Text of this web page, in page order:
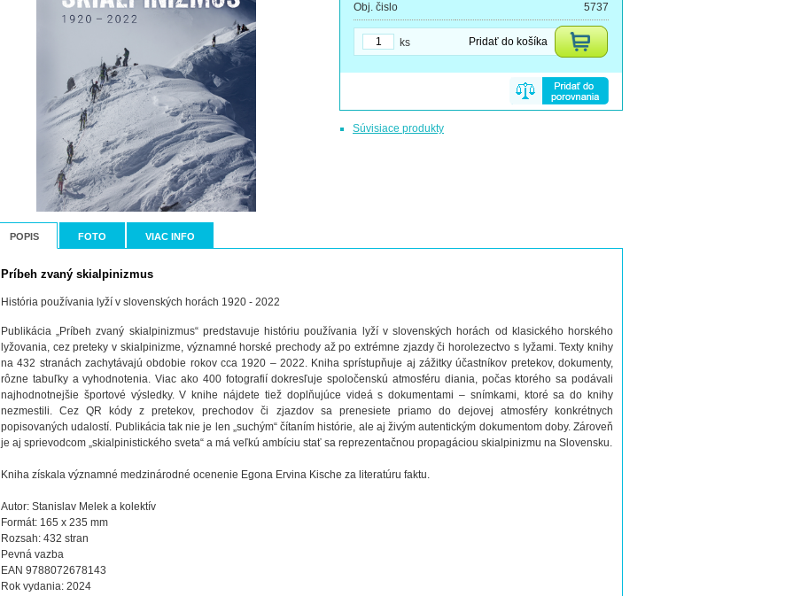
Obj. čislo 5737
Pridať do košíka
ks
Súvisiace produkty
POPIS FOTO VIAC INFO
Príbeh zvaný skialpinizmus
História používania lyží v slovenských horách 1920 - 2022
Publikácia „Príbeh zvaný skialpinizmus“ predstavuje históriu používania lyží v slovenských horách od klasického horského
lyžovania, cez preteky v skialpinizme, významné horské prechody až po extrémne zjazdy či horolezectvo s lyžami. Texty knihy
na 432 stranách zachytávajú obdobie rokov cca 1920 – 2022. Kniha sprístupňuje aj zážitky účastníkov pretekov, dokumenty,
rôzne tabuľky a vyhodnotenia. Viac ako 400 fotografií dokresľuje spoločenskú atmosféru diania, počas ktorého sa podávali
najhodnotnejšie športové výsledky. V knihe nájdete tiež doplňujúce videá s dokumentami – snímkami, ktoré sa do knihy
nezmestili. Cez QR kódy z pretekov, prechodov či zjazdov sa prenesiete priamo do dejovej atmosféry konkrétnych
popisovaných udalostí. Publikácia tak nie je len „suchým“ čítaním histórie, ale aj živým autentickým dokumentom doby. Zároveň
je aj sprievodcom „skialpinistického sveta“ a má veľkú ambíciu stať sa reprezentačnou propagáciou skialpinizmu na Slovensku.
Kniha získala významné medzinárodné ocenenie Egona Ervina Kische za literatúru faktu.
Autor: Stanislav Melek a kolektív
Formát: 165 x 235 mm
Rozsah: 432 stran
Pevná vazba
EAN 9788072678143
Rok vydania: 2024